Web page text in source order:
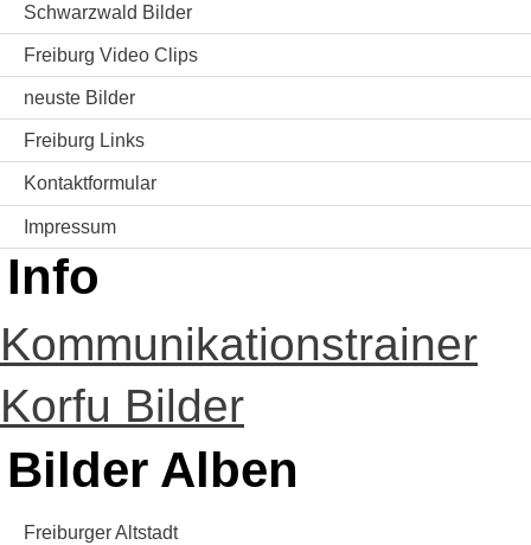
Schwarzwald Bilder
Freiburg Video Clips
neuste Bilder
Freiburg Links
Kontaktformular
Impressum
Info
Kommunikationstrainer
Korfu Bilder
Bilder Alben
Freiburger Altstadt